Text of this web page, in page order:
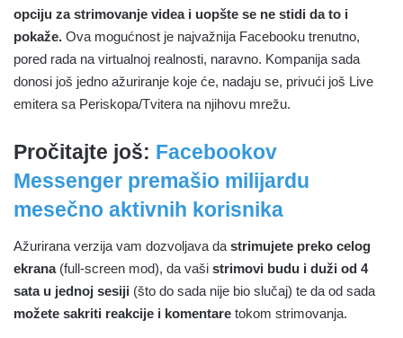
opciju za strimovanje videa i uopšte se ne stidi da to i
pokaže. Ova mogućnost je najvažnija Facebooku trenutno,
pored rada na virtualnoj realnosti, naravno. Kompanija sada
donosi još jedno ažuriranje koje će, nadaju se, privući još Live
emitera sa Periskopa/Tvitera na njihovu mrežu.
Pročitajte još: Facebookov
Messenger premašio milijardu
mesečno aktivnih korisnika
Ažurirana verzija vam dozvoljava da strimujete preko celog
ekrana(full-screen mod), da vaši strimovi budu i duži od 4
sata u jednoj sesiji (što do sada nije bio slučaj) te da od sada
možete sakriti reakcije i komentare tokom strimovanja.